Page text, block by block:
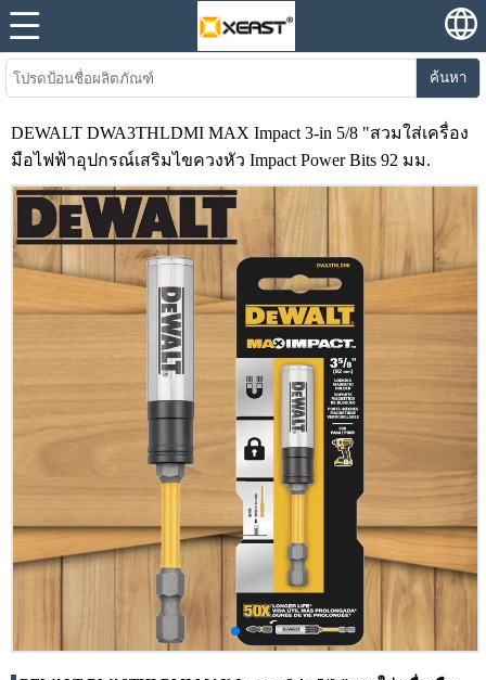
ค้นหา
DEWALT DWA3THLDMI MAX Impact 3-in 5/8 "สวมใส่เครื่อง
มือไฟฟ้าอุปกรณ์เสริมไขควงหัว Impact Power Bits 92 มม.